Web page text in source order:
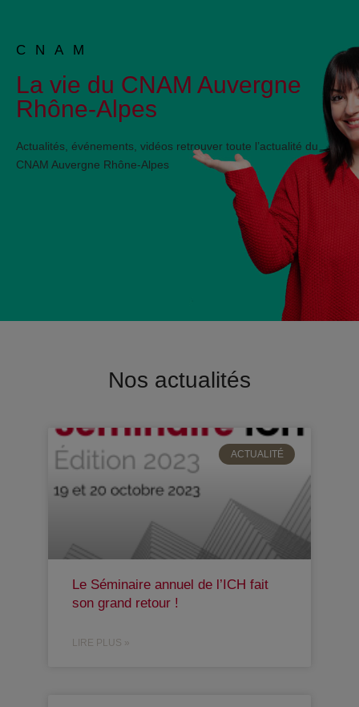
CNAM
La vie du CNAM Auvergne
Rhône-Alpes
Actualités, événements, vidéos retrouver toute l’actualité du
CNAM Auvergne Rhône-Alpes
Nos actualités
ACTUALITÉ
Le Séminaire annuel de l’ICH fait
son grand retour !
LIRE PLUS »